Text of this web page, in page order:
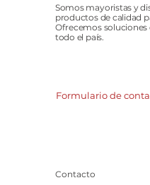
Somos mayoristas y
productos de calidad
Ofrecemos soluciones
todo el país.
Formulario de
Contacto